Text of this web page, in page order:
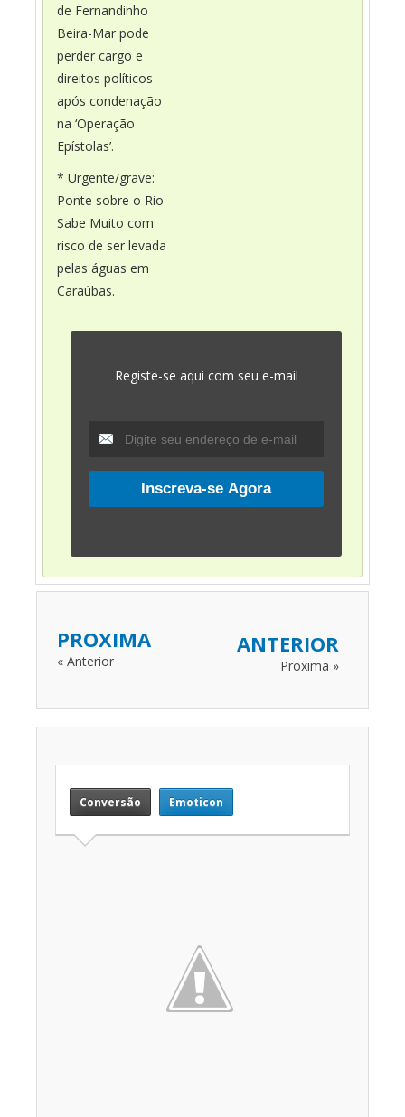
de Fernandinho
Beira-Mar pode
perder cargo e
direitos políticos
após condenação
na ‘Operação
Epístolas’.
* Urgente/grave:
Ponte sobre o Rio
Sabe Muito com
risco de ser levada
pelas águas em
Caraúbas.
Registe-se aqui com seu e-mail
PROXIMA
« Anterior
ANTERIOR
Proxima »
Conversão Emoticon